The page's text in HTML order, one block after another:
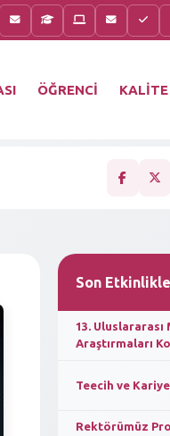
ÖĞRENCİ KALİTE
Son
13. Uluslararası
Araştırmaları
Teecih ve
Rektörümüz